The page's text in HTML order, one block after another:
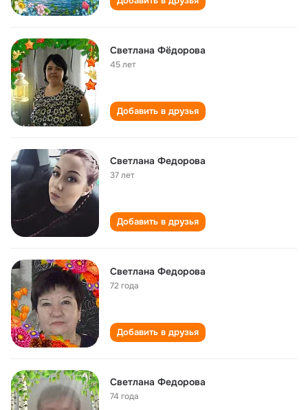
Светлана Фёдорова
45 лет
Добавить в друзья
Светлана Федорова
37 лет
Добавить в друзья
Светлана Федорова
72 года
Добавить в друзья
Cветлана Федорова
74 года